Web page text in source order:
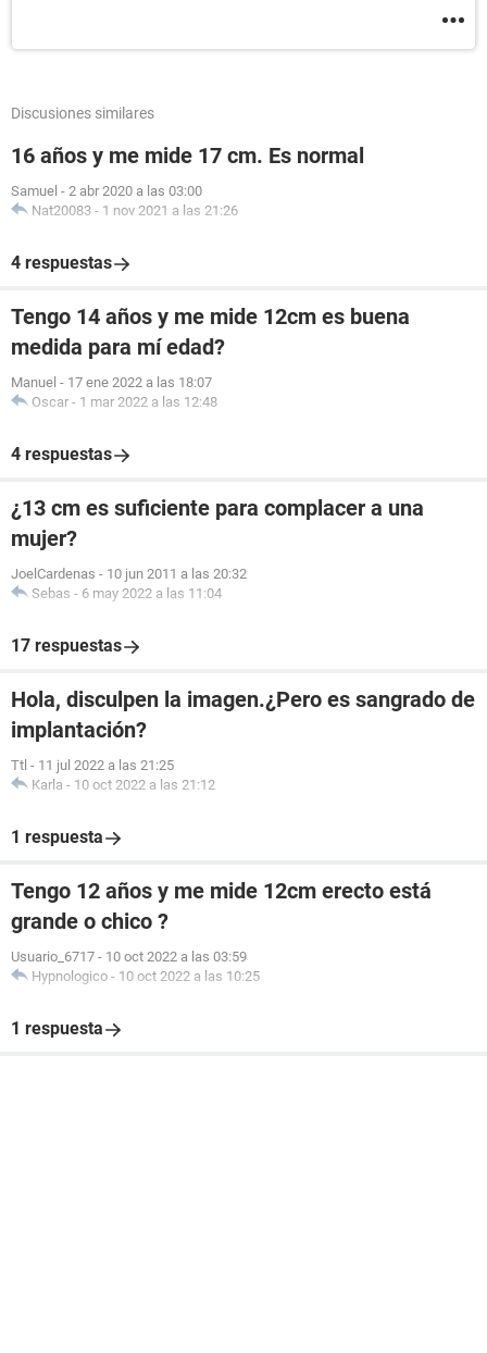
Discusiones similares
16 años y me mide 17 cm. Es normal
Samuel - 2 abr 2020 a las 03:00
Nat20083 - 1 nov 2021 a las 21:26
4 respuestas
Tengo 14 años y me mide 12cm es buena
medida para mí edad?
Manuel - 17 ene 2022 a las 18:07
Oscar - 1 mar 2022 a las 12:48
4 respuestas
¿13 cm es suficiente para complacer a una
mujer?
JoelCardenas - 10 jun 2011 a las 20:32
Sebas - 6 may 2022 a las 11:04
17 respuestas
Hola, disculpen la imagen.¿Pero es sangrado de
implantación?
Ttl - 11 jul 2022 a las 21:25
Karla - 10 oct 2022 a las 21:12
1 respuesta
Tengo 12 años y me mide 12cm erecto está
grande o chico ?
Usuario_6717 - 10 oct 2022 a las 03:59
Hypnologico - 10 oct 2022 a las 10:25
1 respuesta